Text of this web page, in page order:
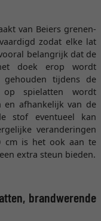
van Beiers grenen-
zodat elke lat
belangrijk dat de
doek erop wordt
gehouden tijdens de
spielatten wordt
en afhankelijk van de
stof eventueel kan
veranderingen
cm is het ook aan te
extra steun bieden.
brandwerende